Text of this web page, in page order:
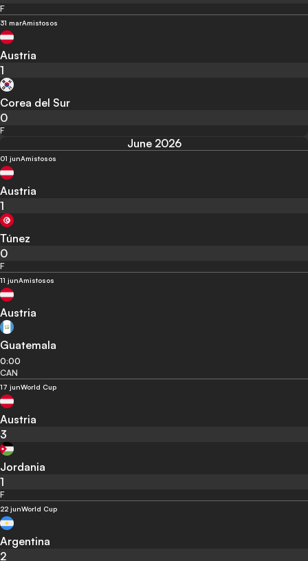
F
31 marAmistosos
Austria
1
Corea del Sur
0
F
June 2026
01 junAmistosos
Austria
1
Túnez
0
F
11 junAmistosos
Austria
Guatemala
0:00
CAN
17 junWorld Cup
Austria
3
Jordania
1
F
22 junWorld Cup
Argentina
2